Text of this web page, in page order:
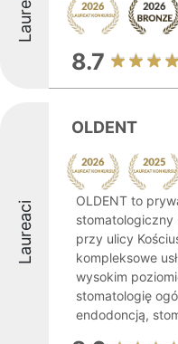
8.7
Laureaci
OLDENT
OLDENT to
stomatologiczny
przy ulicy
kompleksowe
wysokim
stomatologię
endodoncją,